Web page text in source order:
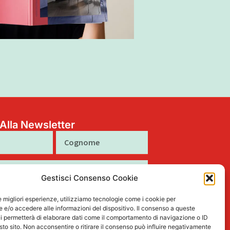
Gestisci Consenso Cookie
migliori esperienze, utilizziamo tecnologie come i cookie per
e/o accedere alle informazioni del dispositivo. Il consenso a queste
permetterà di elaborare dati come il comportamento di navigazione o ID
sito. Non acconsentire o ritirare il consenso può influire negativamente
Newsletter
al trattamento dei miei dati personali
nella Privacy Policy